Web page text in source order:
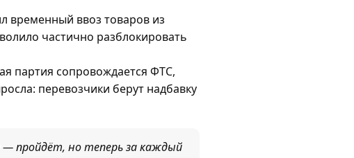
временный ввоз товаров из
частично разблокировать
партия сопровождается ФТС,
перевозчики берут надбавку
— пройдёт, но теперь за каждый